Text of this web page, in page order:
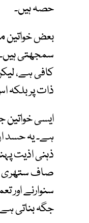
حصہ ہیں۔
بعض خواتین
سمجھتی
کافی ہے،
ذات پر بلکہ
ایسی خواتین
ہے۔ یہ حسد
ذہنی اذیت
صاف ستھری
سنوارنے
جگہ بناتی